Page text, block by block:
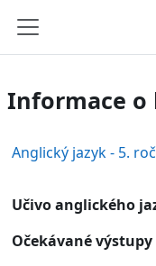
Boční panel
Informace o
Anglický jazyk - 5.
Učivo anglického
Očekávané výstupy